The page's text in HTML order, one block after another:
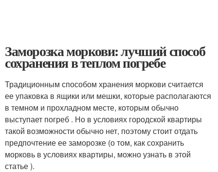
Заморозка моркови: лучший способ
сохранения в теплом погребе
Традиционным способом хранения моркови считается
ее упаковка в ящики или мешки, которые располагаются
в темном и прохладном месте, которым обычно
выступает погреб . Но в условиях городской квартиры
такой возможности обычно нет, поэтому стоит отдать
предпочтение ее заморозке (о том, как сохранить
морковь в условиях квартиры, можно узнать в этой
статье ).